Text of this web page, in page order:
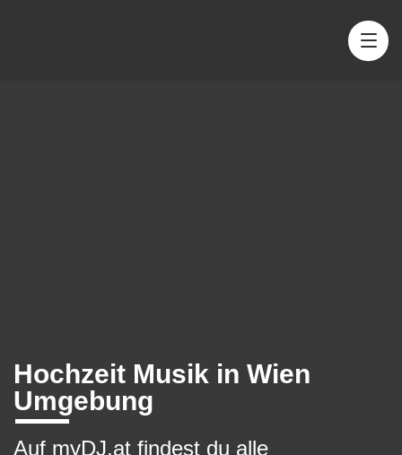
Hochzeit Musik in Wien
Umgebung
Auf myDJ.at findest du alle